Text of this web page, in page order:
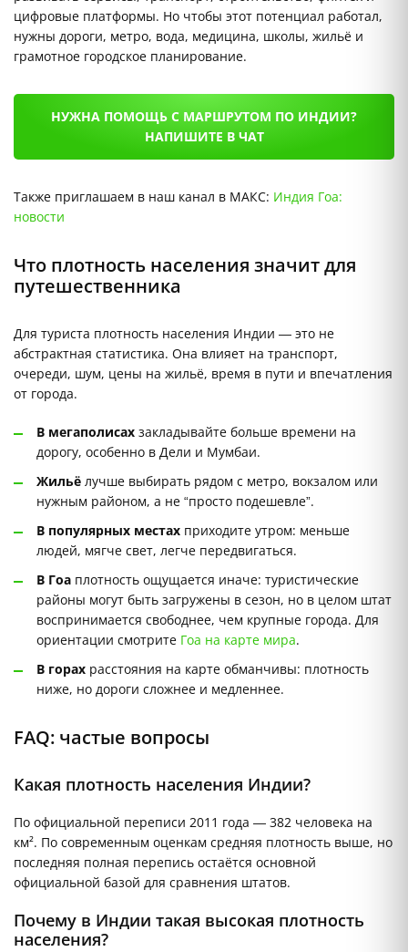
цифровые платформы. Но чтобы этот потенциал работал,
нужны дороги, метро, вода, медицина, школы, жильё и
грамотное городское планирование.
НУЖНА ПОМОЩЬ С МАРШРУТОМ ПО ИНДИИ?
НАПИШИТЕ В ЧАТ
Также приглашаем в наш канал в МАКС: Индия Гоа:
новости
Что плотность населения значит для
путешественника
Для туриста плотность населения Индии — это не
абстрактная статистика. Она влияет на транспорт,
очереди, шум, цены на жильё, время в пути и впечатления
от города.
В мегаполисах закладывайте больше времени на
дорогу, особенно в Дели и Мумбаи.
Жильё лучше выбирать рядом с метро, вокзалом или
нужным районом, а не “просто подешевле”.
В популярных местах приходите утром: меньше
людей, мягче свет, легче передвигаться.
В Гоа плотность ощущается иначе: туристические
районы могут быть загружены в сезон, но в целом штат
воспринимается свободнее, чем крупные города. Для
ориентации смотрите Гоа на карте мира.
В горах расстояния на карте обманчивы: плотность
ниже, но дороги сложнее и медленнее.
FAQ: частые вопросы
Какая плотность населения Индии?
По официальной переписи 2011 года — 382 человека на
км². По современным оценкам средняя плотность выше, но
последняя полная перепись остаётся основной
официальной базой для сравнения штатов.
Почему в Индии такая высокая плотность
населения?